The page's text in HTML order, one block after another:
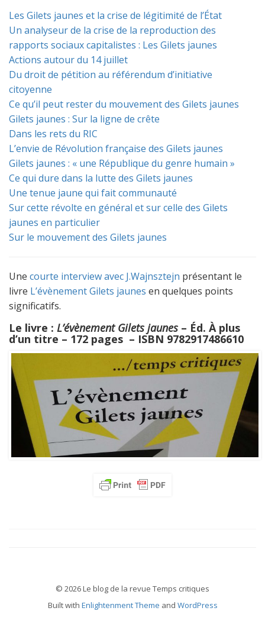
Les Gilets jaunes et la crise de légitimité de l’État
Un analyseur de la crise de la reproduction des
rapports sociaux capitalistes : Les Gilets jaunes
Actions autour du 14 juillet
Du droit de pétition au référendum d’initiative
citoyenne
Ce qu’il peut rester du mouvement des Gilets jaunes
Gilets jaunes : Sur la ligne de crête
Dans les rets du RIC
L’envie de Révolution française des Gilets jaunes
Gilets jaunes : « une République du genre humain »
Ce qui dure dans la lutte des Gilets jaunes
Une tenue jaune qui fait communauté
Sur cette révolte en général et sur celle des Gilets
jaunes en particulier
Sur le mouvement des Gilets jaunes
Une courte interview avec J.Wajnsztejn présentant le
livre L’évènement Gilets jaunes en quelques points
significatifs.
Le livre : L’évènement Gilets jaunes – Éd. À plus
d’un titre – 172 pages ­ – ISBN 9782917486610
© 2026 Le blog de la revue Temps critiques
Built with Enlightenment Theme and WordPress